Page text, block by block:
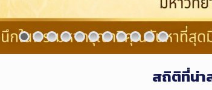
สถิติที่น่า